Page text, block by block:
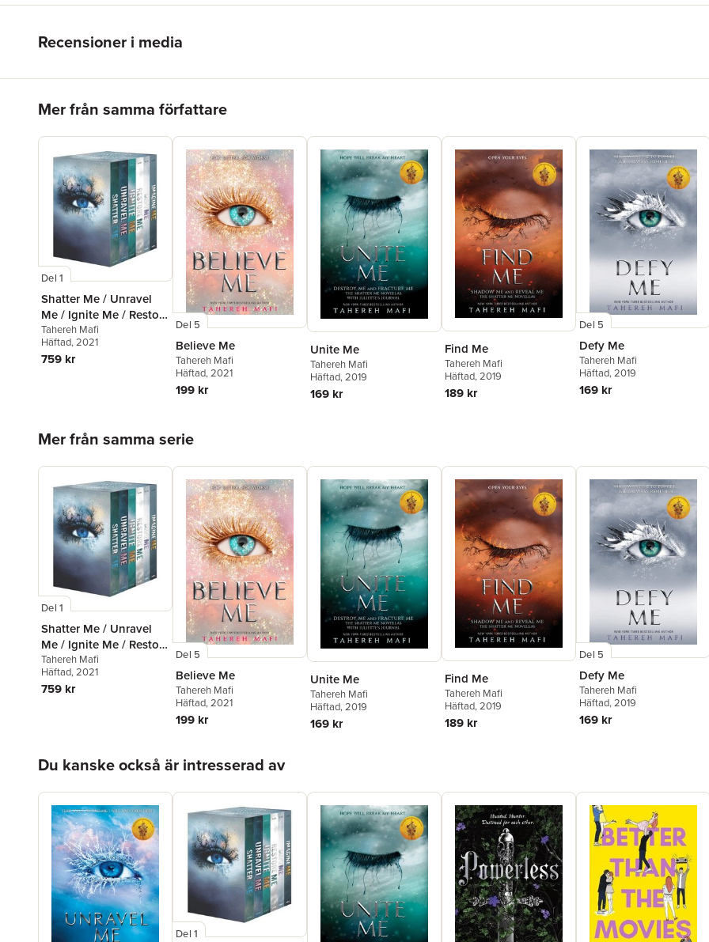
Recensioner i media
Mer från samma författare
Del 1
Shatter Me / Unravel
Me / Ignite Me / Restore
Me / Defy Me / Imagine
Me
Tahereh Mafi
Häftad, 2021
759 kr
Del 5
Believe Me
Tahereh Mafi
Häftad, 2021
199 kr
Unite Me
Tahereh Mafi
Häftad, 2019
169 kr
Find Me
Tahereh Mafi
Häftad, 2019
189 kr
Del 5
Defy Me
Tahereh Mafi
Häftad, 2019
169 kr
Mer från samma serie
Del 1
Shatter Me / Unravel
Me / Ignite Me / Restore
Me / Defy Me / Imagine
Me
Tahereh Mafi
Häftad, 2021
759 kr
Del 5
Believe Me
Tahereh Mafi
Häftad, 2021
199 kr
Unite Me
Tahereh Mafi
Häftad, 2019
169 kr
Find Me
Tahereh Mafi
Häftad, 2019
189 kr
Del 5
Defy Me
Tahereh Mafi
Häftad, 2019
169 kr
Du kanske också är intresserad av
Del 1